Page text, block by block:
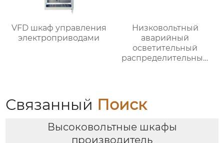
VFD шкаф управления
электроприводами
Низковольтный
аварийный
осветительный
распределительный
Связанный Поиск
Высоковольтные шкафы
производитель